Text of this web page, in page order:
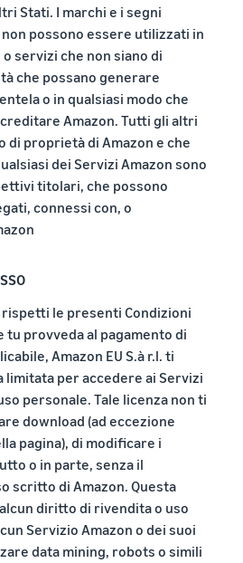
Stati. I marchi e i segni
possono essere utilizzati in
servizi che non siano di
che possano generare
o in qualsiasi modo che
Amazon. Tutti gli altri
di proprietà di Amazon e che
dei Servizi Amazon sono
titolari, che possono
connessi con, o
le presenti Condizioni
tu provveda al pagamento di
Amazon EU S.à r.l. ti
limitata per accedere ai Servizi
personale. Tale licenza non ti
download (ad eccezione
pagina), di modificare i
o in parte, senza il
scritto di Amazon. Questa
diritto di rivendita o uso
Servizio Amazon o dei suoi
data mining, robots o simili